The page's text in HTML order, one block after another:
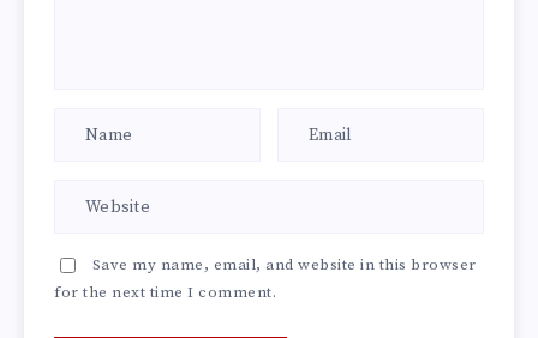
Save my name, email, and website in this browser
for the next time I comment.